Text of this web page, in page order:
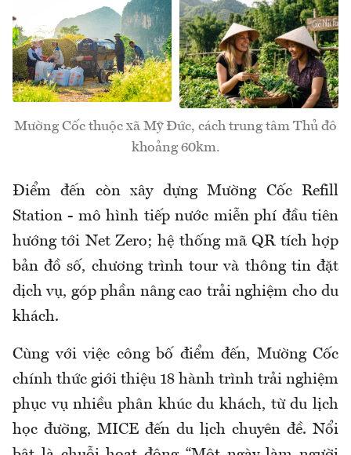
Mường Cốc thuộc xã Mỹ Đức, cách trung tâm Thủ đô
khoảng 60km.
Điểm đến còn xây dựng Mường Cốc Refill
Station - mô hình tiếp nước miễn phí đầu tiên
hướng tới Net Zero; hệ thống mã QR tích hợp
bản đồ số, chương trình tour và thông tin đặt
dịch vụ, góp phần nâng cao trải nghiệm cho du
khách.
Cùng với việc công bố điểm đến, Mường Cốc
chính thức giới thiệu 18 hành trình trải nghiệm
phục vụ nhiều phân khúc du khách, từ du lịch
học đường, MICE đến du lịch chuyên đề. Nổi